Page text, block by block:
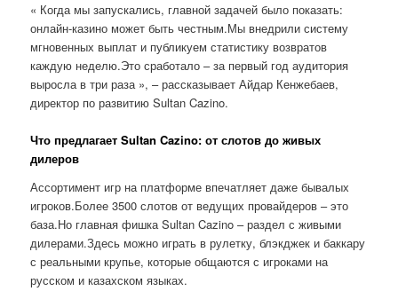
« Когда мы запускались, главной задачей было показать:
онлайн-казино может быть честным.Мы внедрили систему
мгновенных выплат и публикуем статистику возвратов
каждую неделю.Это сработало – за первый год аудитория
выросла в три раза », – рассказывает Айдар Кенжебаев,
директор по развитию Sultan Cazino.
Что предлагает Sultan Cazino: от слотов до живых
дилеров
Ассортимент игр на платформе впечатляет даже бывалых
игроков.Более 3500 слотов от ведущих провайдеров – это
база.Но главная фишка Sultan Cazino – раздел с живыми
дилерами.Здесь можно играть в рулетку, блэкджек и баккару
с реальными крупье, которые общаются с игроками на
русском и казахском языках.